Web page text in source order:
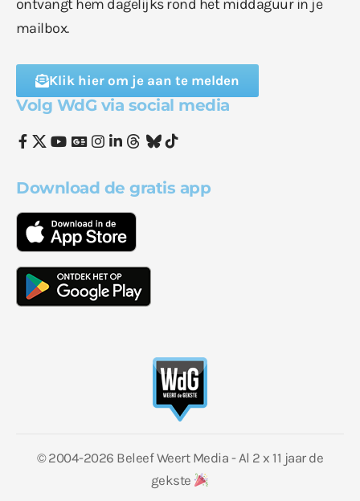
ontvangt hem dagelijks rond het middaguur in je
mailbox.
Klik hier om je aan te melden
Volg WdG via social media
Download de gratis app
© 2004-2026 Beleef Weert Media - Al 2 x 11 jaar de
gekste